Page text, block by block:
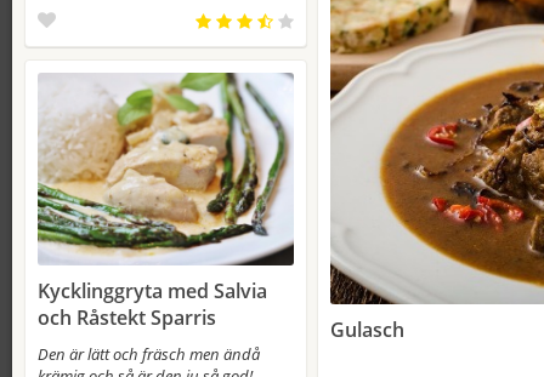
Kycklinggryta med Salvia
och Råstekt Sparris
Den är lätt och fräsch men ändå
Gulasch